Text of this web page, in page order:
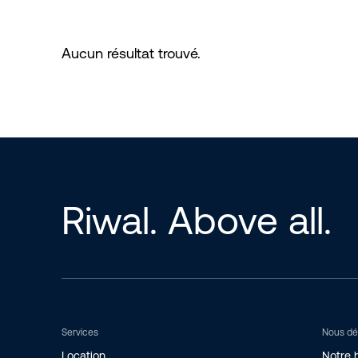
Aucun résultat trouvé.
Riwal. Above all.
Services Nous